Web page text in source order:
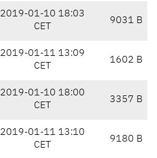
2019-01-10 18:03
CET
9031 B
2019-01-11 13:09
CET
1602 B
2019-01-10 18:00
CET
3357 B
2019-01-11 13:10
CET
9180 B